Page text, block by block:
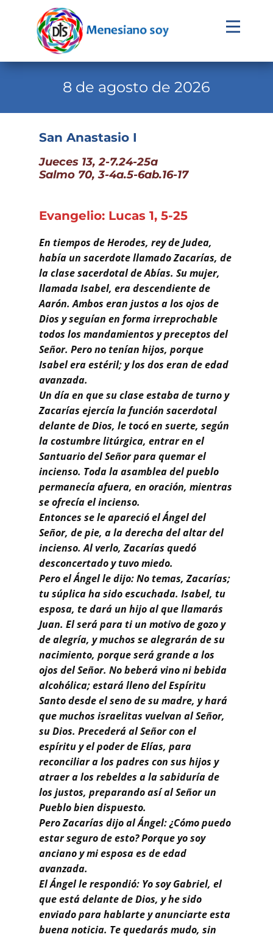
Evangelio
Familia Menesiana
Contacto
Buscar
8 de agosto de 2026
San Anastasio I
Jueces 13, 2-7.24-25a
Salmo 70, 3-4a.5-6ab.16-17
Evangelio: Lucas 1, 5-25
En tiempos de Herodes, rey de Judea,
había un sacerdote llamado Zacarías, de
la clase sacerdotal de Abías. Su mujer,
llamada Isabel, era descendiente de
Aarón. Ambos eran justos a los ojos de
Dios y seguían en forma irreprochable
todos los mandamientos y preceptos del
Señor. Pero no tenían hijos, porque
Isabel era estéril; y los dos eran de edad
avanzada.
Un día en que su clase estaba de turno y
Zacarías ejercía la función sacerdotal
delante de Dios, le tocó en suerte, según
la costumbre litúrgica, entrar en el
Santuario del Señor para quemar el
incienso. Toda la asamblea del pueblo
permanecía afuera, en oración, mientras
se ofrecía el incienso.
Entonces se le apareció el Ángel del
Señor, de pie, a la derecha del altar del
incienso. Al verlo, Zacarías quedó
desconcertado y tuvo miedo.
Pero el Ángel le dijo: No temas, Zacarías;
tu súplica ha sido escuchada. Isabel, tu
esposa, te dará un hijo al que llamarás
Juan. El será para ti un motivo de gozo y
de alegría, y muchos se alegrarán de su
nacimiento, porque será grande a los
ojos del Señor. No beberá vino ni bebida
alcohólica; estará lleno del Espíritu
Santo desde el seno de su madre, y hará
que muchos israelitas vuelvan al Señor,
su Dios. Precederá al Señor con el
espíritu y el poder de Elías, para
reconciliar a los padres con sus hijos y
atraer a los rebeldes a la sabiduría de
los justos, preparando así al Señor un
Pueblo bien dispuesto.
Pero Zacarías dijo al Ángel: ¿Cómo puedo
estar seguro de esto? Porque yo soy
anciano y mi esposa es de edad
avanzada.
El Ángel le respondió: Yo soy Gabriel, el
que está delante de Dios, y he sido
enviado para hablarte y anunciarte esta
buena noticia. Te quedarás mudo, sin